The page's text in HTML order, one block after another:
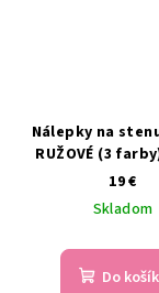
Nálepky na
RUŽOVÉ (3
19 €
Skladom
Do